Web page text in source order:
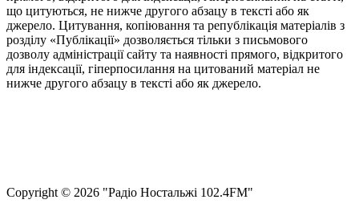
що цитуються, не нижче другого абзацу в тексті або як
джерело. Цитування, копіювання та републікація матеріалів з
розділу «Публікації» дозволяється тільки з письмового
дозволу адміністрації сайту та наявності прямого, відкритого
для індексації, гіперпосилання на цитований матеріал не
нижче другого абзацу в тексті або як джерело.
Сopyright © 2026 "Радіо Ностальжі 102.4FM"